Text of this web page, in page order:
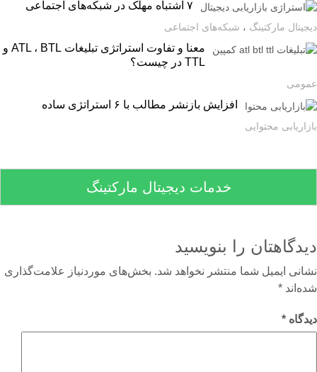
مارکتینگ،شبکه‌های اجتماعی
معنا و تفاوت استراتژی تبلیغات ATL ، BTL و
TTL در چیست؟
افزایش بازنشر مطالب با ۶ استراتژی ساده
محتوایی
خدمات دیجیتال مارکتینگ
را بنویسید
ایمیل شما منتشر نخواهد شد. بخش‌های موردنیاز علامت‌گذاری
*
*